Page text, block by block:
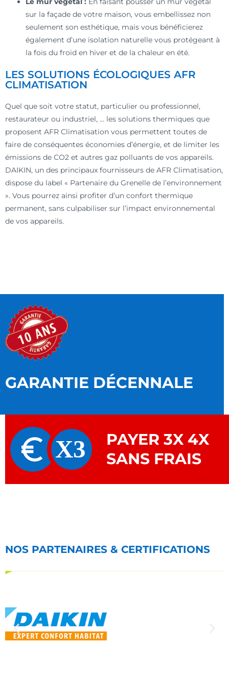
sur la façade de votre maison, vous embellissez non
seulement son esthétique, mais vous bénéficierez
également d’une isolation naturelle vous protégeant à
la fois du froid en hiver et de la chaleur en été.
LES SOLUTIONS ÉCOLOGIQUES AFR
CLIMATISATION
Quel que soit votre statut, particulier ou professionnel,
restaurateur ou industriel, … les solutions thermiques que
proposent AFR Climatisation vous permettent toutes de
faire de conséquentes économies d’énergie, et de limiter les
émissions de CO2 et autres gaz polluants de vos appareils.
DAIKIN, un des principaux fournisseurs de AFR Climatisation,
dispose du label « Partenaire du Grenelle de l’environnement
». Vous pourrez ainsi profiter d’un confort thermique
permanent, sans culpabiliser sur l’impact environnemental
de vos appareils.
GARANTIE DÉCENNALE
PAYER 3X 4X
SANS FRAIS
NOS PARTENAIRES & CERTIFICATIONS